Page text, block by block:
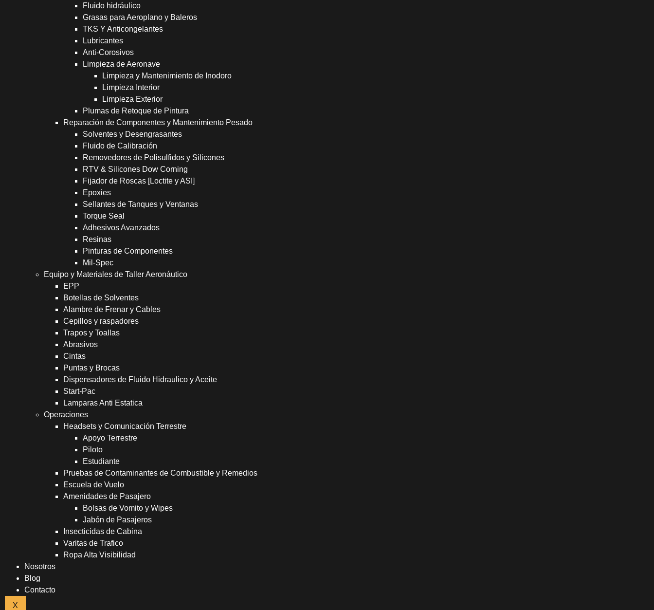
Fluido hidráulico
Grasas para Aeroplano y Baleros
TKS Y Anticongelantes
Lubricantes
Anti-Corosivos
Limpieza de Aeronave
Limpieza y Mantenimiento de Inodoro
Limpieza Interior
Limpieza Exterior
Plumas de Retoque de Pintura
Reparación de Componentes y Mantenimiento Pesado
Solventes y Desengrasantes
Fluido de Calibración
Removedores de Polisulfidos y Silicones
RTV & Silicones Dow Corning
Fijador de Roscas [Loctite y ASI]
Epoxies
Sellantes de Tanques y Ventanas
Torque Seal
Adhesivos Avanzados
Resinas
Pinturas de Componentes
Mil-Spec
Equipo y Materiales de Taller Aeronáutico
EPP
Botellas de Solventes
Alambre de Frenar y Cables
Cepillos y raspadores
Trapos y Toallas
Abrasivos
Cintas
Puntas y Brocas
Dispensadores de Fluido Hidraulico y Aceite
Start-Pac
Lamparas Anti Estatica
Operaciones
Headsets y Comunicación Terrestre
Apoyo Terrestre
Piloto
Estudiante
Pruebas de Contaminantes de Combustible y Remedios
Escuela de Vuelo
Amenidades de Pasajero
Bolsas de Vomito y Wipes
Jabón de Pasajeros
Insecticidas de Cabina
Varitas de Trafico
Ropa Alta Visibilidad
Nosotros
Blog
Contacto
X